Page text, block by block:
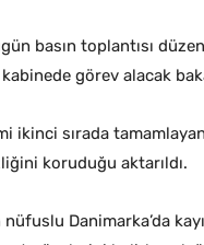
basın toplantısı
görev alacak
ikinci sırada
koruduğu aktarıldı.
Danimarka’da